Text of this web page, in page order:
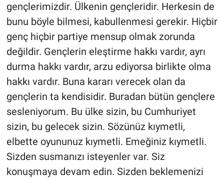
gençlerimizdir. Ülkenin gençleridir. Herkesin de
bunu böyle bilmesi, kabullenmesi gerekir. Hiçbir
genç hiçbir partiye mensup olmak zorunda
değildir. Gençlerin eleştirme hakkı vardır, ayrı
durma hakkı vardır, arzu ediyorsa birlikte olma
hakkı vardır. Buna kararı verecek olan da
gençlerin ta kendisidir. Buradan bütün gençlere
sesleniyorum. Bu ülke sizin, bu Cumhuriyet
sizin, bu gelecek sizin. Sözünüz kıymetli,
elbette oyununuz kıymetli. Emeğiniz kıymetli.
Sizden susmanızı isteyenler var. Siz
konuşmaya devam edin. Sizden beklemenizi